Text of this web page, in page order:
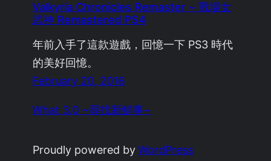
Valkyria Chronicles Remaster ~ 戰場女
武神 Remastered PS4
年前入手了這款遊戲，回憶一下 PS3 時代
的美好回憶。
February 20, 2016
What 3.0 ~尋找新鮮事~
Proudly powered byWordPress